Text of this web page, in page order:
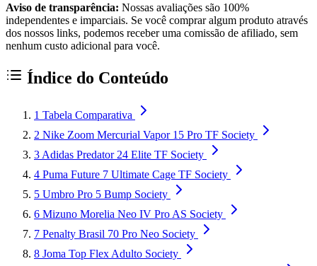
Aviso de transparência: Nossas avaliações são 100%
independentes e imparciais. Se você comprar algum produto através
dos nossos links, podemos receber uma comissão de afiliado, sem
nenhum custo adicional para você.
Índice do Conteúdo
1 Tabela Comparativa
2 Nike Zoom Mercurial Vapor 15 Pro TF Society
3 Adidas Predator 24 Elite TF Society
4 Puma Future 7 Ultimate Cage TF Society
5 Umbro Pro 5 Bump Society
6 Mizuno Morelia Neo IV Pro AS Society
7 Penalty Brasil 70 Pro Neo Society
8 Joma Top Flex Adulto Society